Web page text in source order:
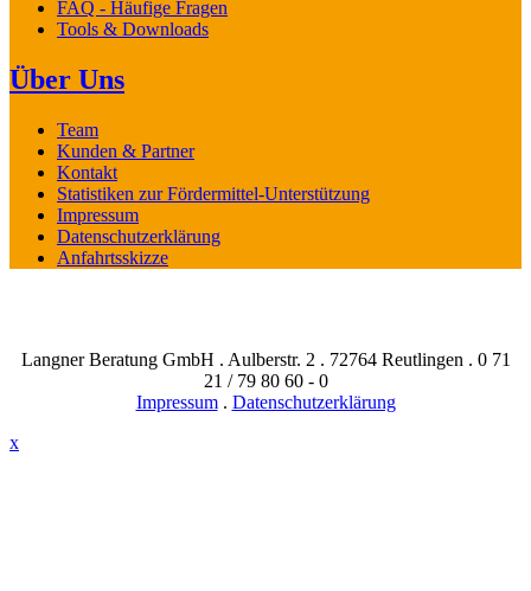
FAQ - Häufige Fragen
Tools & Downloads
Über Uns
Team
Kunden & Partner
Kontakt
Statistiken zur Fördermittel-Unterstützung
Impressum
Datenschutzerklärung
Anfahrtsskizze
Langner Beratung GmbH . Aulberstr. 2 . 72764 Reutlingen . 0 71
21 / 79 80 60 - 0
Impressum. Datenschutzerklärung
x